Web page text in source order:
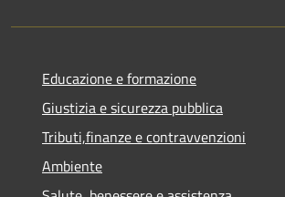
Educazione e formazione
Giustizia e sicurezza pubblica
Tributi,finanze e contravvenzioni
Ambiente